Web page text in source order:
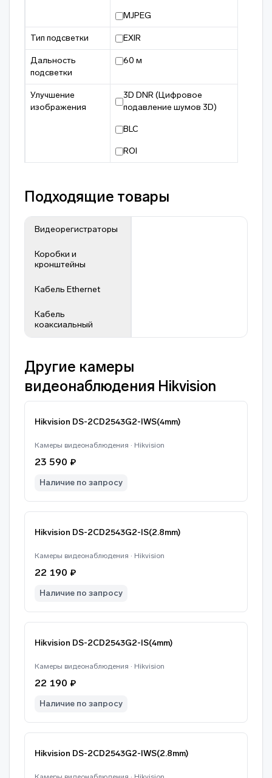
MJPEG
Тип подсветки EXIR
Дальность
подсветки
60 м
Улучшение
изображения
3D DNR (Цифровое
подавление шумов 3D)
BLC
ROI
Подходящие товары
Видеорегистраторы
Коробки и
кронштейны
Кабель Ethernet
Кабель
коаксиальный
Другие камеры
видеонаблюдения Hikvision
Hikvision DS-2CD2543G2-IWS(4mm)
Камеры видеонаблюдения · Hikvision
23 590 ₽
Наличие по запросу
Hikvision DS-2CD2543G2-IS(2.8mm)
Камеры видеонаблюдения · Hikvision
22 190 ₽
Наличие по запросу
Hikvision DS-2CD2543G2-IS(4mm)
Камеры видеонаблюдения · Hikvision
22 190 ₽
Наличие по запросу
Hikvision DS-2CD2543G2-IWS(2.8mm)